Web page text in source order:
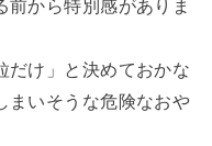
前から特別感がありま
だけ」と決めておかな
まいそうな危険なおや